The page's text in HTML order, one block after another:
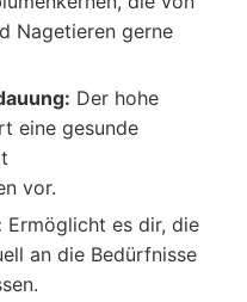
Nagetieren gerne
Der hohe
eine gesunde
vor.
Ermöglicht es dir, die
an die Bedürfnisse